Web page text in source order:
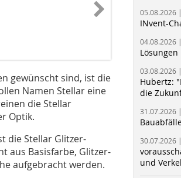
gewünscht sind, ist die
Namen Stellar eine
die Stellar
Optik.
die Stellar Glitzer-
aus Basisfarbe, Glitzer-
aufgebracht werden.
05.08.2026 |
INvent-
04.08.2026 |
03.08.2026 |
Hubertz:
die
31.07.2026 |
30.07.2026 |
und